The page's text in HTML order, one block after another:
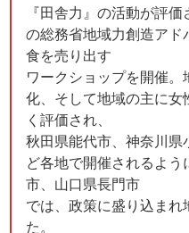
『田舎力』の活動が評
の総務省地域力創造アド
食を売り出す
ワークショップを開催。
化、そして地域の主に
く評価され、
秋田県能代市、神奈川
ど各地で開催されるよ
市、山口県長門市
では、政策に盛り込ま
た。